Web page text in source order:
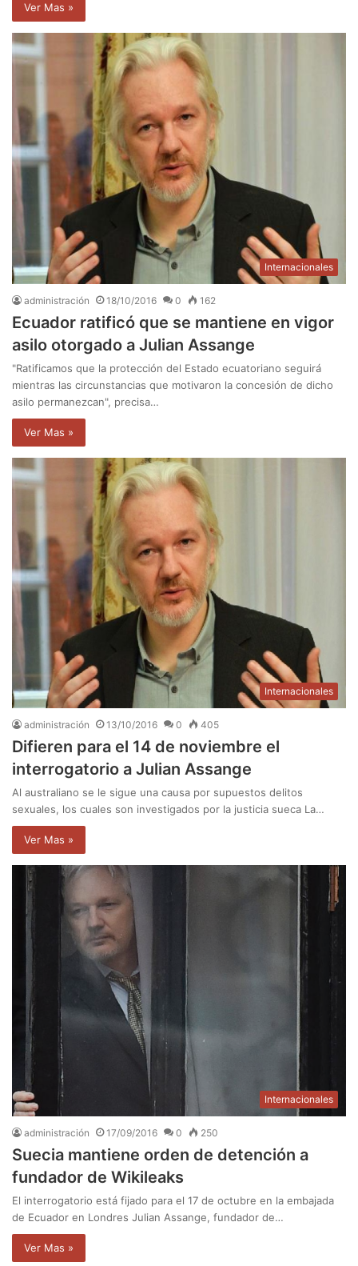
Ver Mas »
Internacionales
administración 18/10/2016 0 162
Ecuador ratificó que se mantiene en vigor
asilo otorgado a Julian Assange
"Ratificamos que la protección del Estado ecuatoriano seguirá
mientras las circunstancias que motivaron la concesión de dicho
asilo permanezcan", precisa…
Ver Mas »
Internacionales
administración 13/10/2016 0 405
Difieren para el 14 de noviembre el
interrogatorio a Julian Assange
Al australiano se le sigue una causa por supuestos delitos
sexuales, los cuales son investigados por la justicia sueca La…
Ver Mas »
Internacionales
administración 17/09/2016 0 250
Suecia mantiene orden de detención a
fundador de Wikileaks
El interrogatorio está fijado para el 17 de octubre en la embajada
de Ecuador en Londres Julian Assange, fundador de…
Ver Mas »